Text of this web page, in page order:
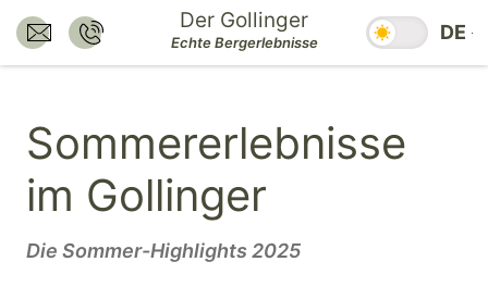
Zum
Inhalt
springen.
Hauptmenü
springen.
Zum
Footer
springen.
E-Mail senden an:
hotel@dergollinger.at
Nummer anrufen:
+43 6541 7292
Der Gollinger
Echte Bergerlebnisse DE
Sommererlebnisse
im Gollinger
Die Sommer-Highlights 2025